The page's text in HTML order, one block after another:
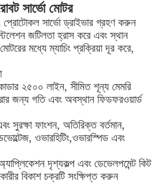
সার্ভো মোটর
সার্ভো ড্রাইভার গ্রহণ করুন
জটিলতা হ্রাস করে এবং স্থান
মধ্যে ম্যাচিং প্রক্রিয়া দূর করে,
২৫০০ লাইন, সীমিত শূন্য মেমরি
জন্য গতি এবং অবস্থান ফিডফরওয়ার্ড
সুরক্ষা ফাংশন, অতিরিক্ত বর্তমান,
ওভারহিটিং,ওভারস্পিড এবং
দৃশ্যকল্প এবং ডেভেলপমেন্ট কিট
বিকাশ চক্রটি সংক্ষিপ্ত করুন